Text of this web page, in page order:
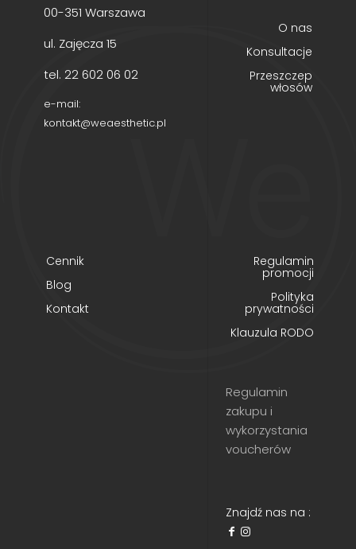
00-351 Warszawa
ul. Zajęcza 15
tel. 22 602 06 02
e-mail:
kontakt@weaesthetic.pl
O nas
Konsultacje
Przeszczep
włosów
Cennik
Blog
Kontakt
Regulamin
promocji
Polityka
prywatności
Klauzula RODO
Regulamin
zakupu i
wykorzystania
voucherów
Znajdź nas na :